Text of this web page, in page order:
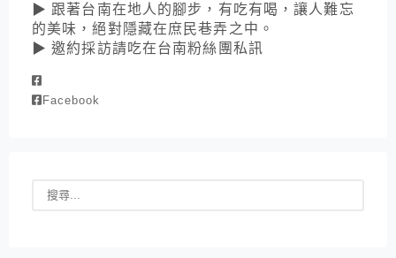
▶ 跟著台南在地人的腳步，有吃有喝，讓人難忘
的美味，絕對隱藏在庶民巷弄之中。
▶ 邀約採訪請吃在台南粉絲團私訊
Facebook